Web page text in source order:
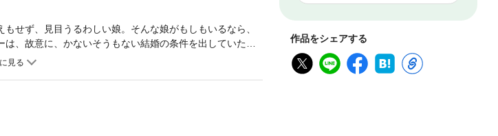
作品をシェアする
せず、見目うるわしい娘。そんな娘がもしもいるなら、
、故意に、かないそうもない結婚の条件を出していた。
ィーナ・フェヴラルなら、結婚しても自由にやれそうだ